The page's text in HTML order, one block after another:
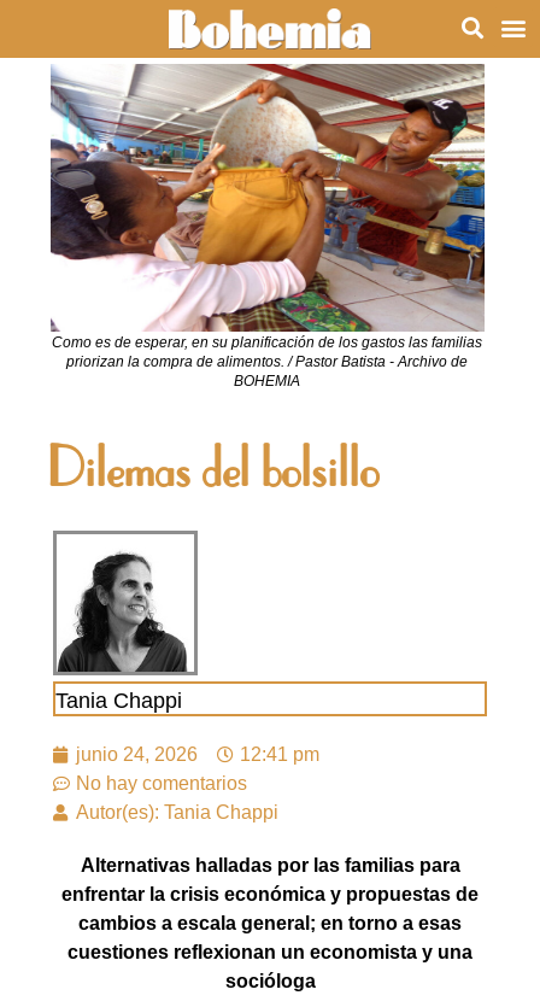
Como es de esperar, en su planificación de los gastos las familias
priorizan la compra de alimentos. / Pastor Batista - Archivo de
BOHEMIA
Dilemas del bolsillo
Tania Chappi
junio 24, 2026
12:41 pm
No hay comentarios
Autor(es): Tania Chappi
Alternativas halladas por las familias para
enfrentar la crisis económica y propuestas de
cambios a escala general; en torno a esas
cuestiones reflexionan un economista y una
socióloga